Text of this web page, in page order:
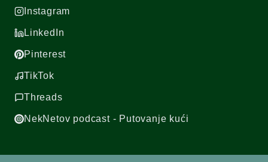
Instagram
LinkedIn
Pinterest
TikTok
Threads
NekNetov podcast - Putovanje kući